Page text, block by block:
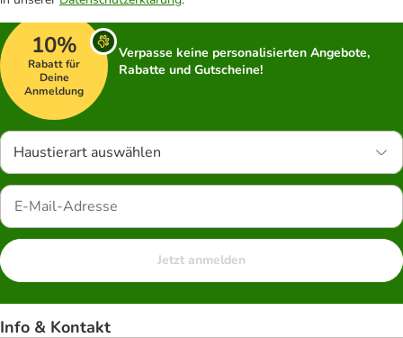
10%
Rabatt für
Deine
Anmeldung
Verpasse keine personalisierten Angebote,
Rabatte und Gutscheine!
Haustierart auswählen
Jetzt anmelden
Info & Kontakt